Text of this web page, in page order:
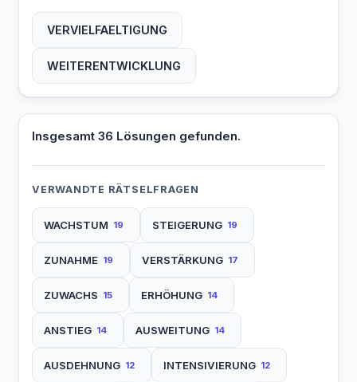
VERVIELFAELTIGUNG
WEITERENTWICKLUNG
Insgesamt 36 Lösungen gefunden.
VERWANDTE RÄTSELFRAGEN
WACHSTUM 19 STEIGERUNG 19
ZUNAHME 19 VERSTÄRKUNG 17
ZUWACHS 15 ERHÖHUNG 14
ANSTIEG 14 AUSWEITUNG 14
AUSDEHNUNG 12 INTENSIVIERUNG 12